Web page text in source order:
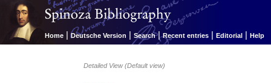
Home | Deutsche Version | Search | Recent entries | Editorial | Help
Detailed View (Default view)